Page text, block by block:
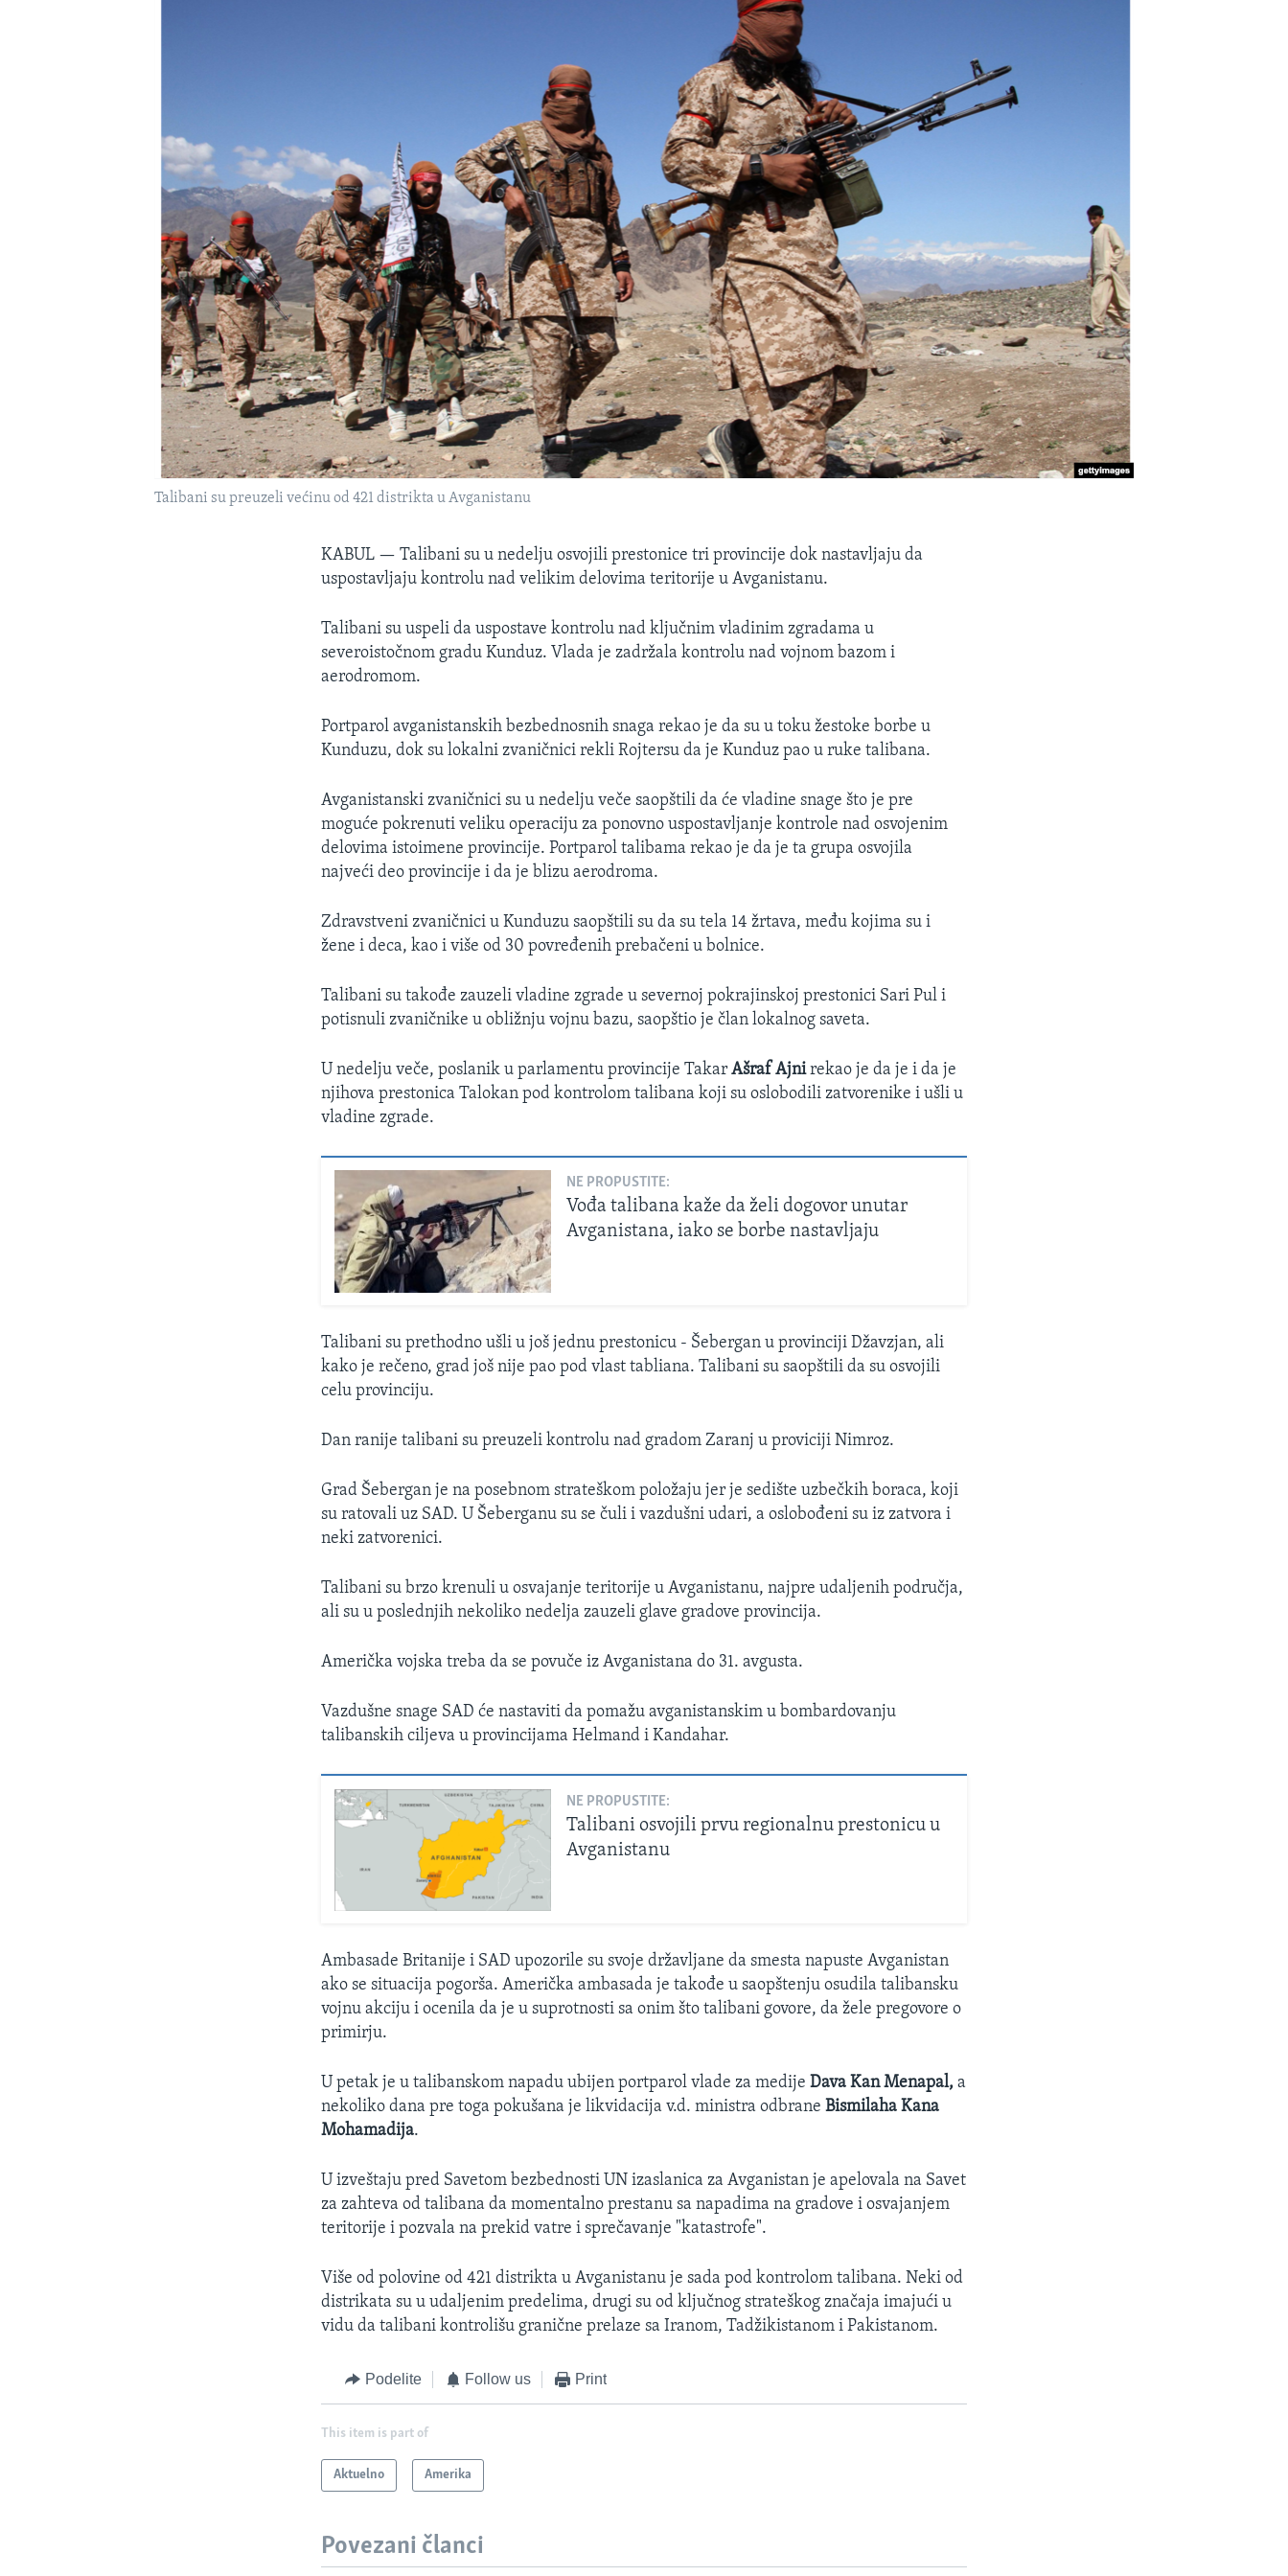
Talibani su preuzeli većinu od 421 distrikta u Avganistanu
KABUL —Talibani su u nedelju osvojili prestonice tri provincije dok nastavljaju da
uspostavljaju kontrolu nad velikim delovima teritorije u Avganistanu.
Talibani su uspeli da uspostave kontrolu nad ključnim vladinim zgradama u
severoistočnom gradu Kunduz. Vlada je zadržala kontrolu nad vojnom bazom i
aerodromom.
Portparol avganistanskih bezbednosnih snaga rekao je da su u toku žestoke borbe u
Kunduzu, dok su lokalni zvaničnici rekli Rojtersu da je Kunduz pao u ruke talibana.
Avganistanski zvaničnici su u nedelju veče saopštili da će vladine snage što je pre
moguće pokrenuti veliku operaciju za ponovno uspostavljanje kontrole nad osvojenim
delovima istoimene provincije. Portparol talibama rekao je da je ta grupa osvojila
najveći deo provincije i da je blizu aerodroma.
Zdravstveni zvaničnici u Kunduzu saopštili su da su tela 14 žrtava, među kojima su i
žene i deca, kao i više od 30 povređenih prebačeni u bolnice.
Talibani su takođe zauzeli vladine zgrade u severnoj pokrajinskoj prestonici Sari Pul i
potisnuli zvaničnike u obližnju vojnu bazu, saopštio je član lokalnog saveta.
U nedelju veče, poslanik u parlamentu provincije TakarAšraf Ajnirekao je da je i da je
njihova prestonica Talokan pod kontrolom talibana koji su oslobodili zatvorenike i ušli u
vladine zgrade.
NE PROPUSTITE:
Vođa talibana kaže da želi dogovor unutar
Avganistana, iako se borbe nastavljaju
Talibani su prethodno ušli u još jednu prestonicu - Šebergan u provinciji Džavzjan, ali
kako je rečeno, grad još nije pao pod vlast tabliana. Talibani su saopštili da su osvojili
celu provinciju.
Dan ranije talibani su preuzeli kontrolu nad gradom Zaranj u proviciji Nimroz.
Grad Šebergan je na posebnom strateškom položaju jer je sedište uzbečkih boraca, koji
su ratovali uz SAD. U Šeberganu su se čuli i vazdušni udari, a oslobođeni su iz zatvora i
neki zatvorenici.
Talibani su brzo krenuli u osvajanje teritorije u Avganistanu, najpre udaljenih područja,
ali su u poslednjih nekoliko nedelja zauzeli glave gradove provincija.
Američka vojska treba da se povuče iz Avganistana do 31. avgusta.
Vazdušne snage SAD će nastaviti da pomažu avganistanskim u bombardovanju
talibanskih ciljeva u provincijama Helmand i Kandahar.
NE PROPUSTITE:
Talibani osvojili prvu regionalnu prestonicu u
Avganistanu
Ambasade Britanije i SAD upozorile su svoje državljane da smesta napuste Avganistan
ako se situacija pogorša. Američka ambasada je takođe u saopštenju osudila talibansku
vojnu akciju i ocenila da je u suprotnosti sa onim što talibani govore, da žele pregovore o
primirju.
U petak je u talibanskom napadu ubijen portparol vlade za medije Dava Kan Menapal, a
nekoliko dana pre toga pokušana je likvidacija v.d. ministra odbraneBismilaha Kana
Mohamadija.
U izveštaju pred Savetom bezbednosti UN izaslanica za Avganistan je apelovala na Savet
za zahteva od talibana da momentalno prestanu sa napadima na gradove i osvajanjem
teritorije i pozvala na prekid vatre i sprečavanje "katastrofe".
Više od polovine od 421 distrikta u Avganistanu je sada pod kontrolom talibana. Neki od
distrikata su u udaljenim predelima, drugi su od ključnog strateškog značaja imajući u
vidu da talibani kontrolišu granične prelaze sa Iranom, Tadžikistanom i Pakistanom.
Podelite Follow us Print
This item is part of
Aktuelno Amerika
Povezani članci